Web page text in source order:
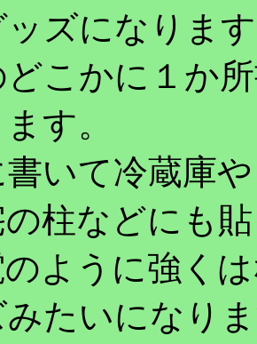
ズになりま
どこかに１か
す。
書いて冷蔵庫
柱などにも
ように強く
たいになり